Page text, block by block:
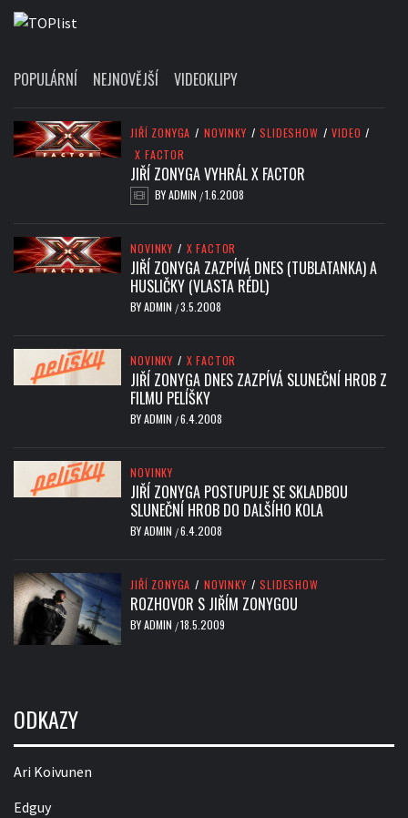
POPULÁRNÍ NEJNOVĚJŠÍ VIDEOKLIPY
JIŘÍ ZONYGA / NOVINKY / SLIDESHOW / VIDEO /
X FACTOR
JIŘÍ ZONYGA VYHRÁL X FACTOR
BYADMIN /1.6.2008
NOVINKY / X FACTOR
JIŘÍ ZONYGA ZAZPÍVÁ DNES (TUBLATANKA) A
HUSLIČKY (VLASTA RÉDL)
BYADMIN /3.5.2008
NOVINKY / X FACTOR
JIŘÍ ZONYGA DNES ZAZPÍVÁ SLUNEČNÍ HROB Z
FILMU PELÍŠKY
BYADMIN /6.4.2008
NOVINKY
JIŘÍ ZONYGA POSTUPUJE SE SKLADBOU
SLUNEČNÍ HROB DO DALŠÍHO KOLA
BYADMIN /6.4.2008
JIŘÍ ZONYGA / NOVINKY / SLIDESHOW
ROZHOVOR S JIŘÍM ZONYGOU
BYADMIN /18.5.2009
ODKAZY
Ari Koivunen
Edguy